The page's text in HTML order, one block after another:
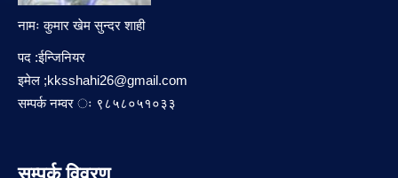
नामः कुमार खेम सुन्दर शाही
पद :ईन्जिनियर
इमेल ;kksshahi26@gmail.com
सम्पर्क नम्वर ः ९८५८०५१०३३